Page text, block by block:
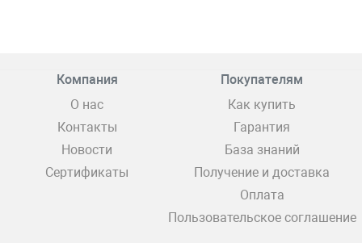
Компания
О нас
Контакты
Новости
Сертификаты
Покупателям
Как купить
Гарантия
База знаний
Получение и доставка
Оплата
Пользовательское соглашение